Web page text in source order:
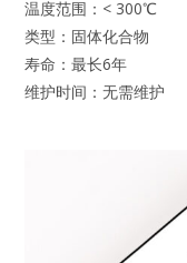
温度范围：< 300℃
类型：固体化合物
寿命：最长6年
维护时间：无需维护